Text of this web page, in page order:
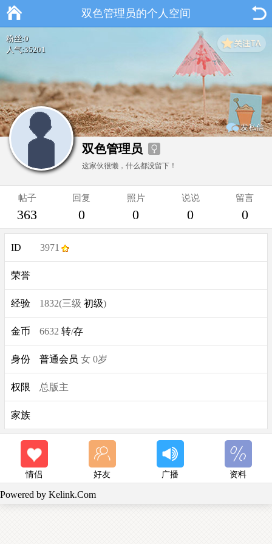
双色管理员的个人空间
粉丝:0
人气:35201
发私信
双色管理员
这家伙很懒，什么都没留下！
帖子
363
回复
0
照片
0
说说
0
留言
0
ID 3971
荣誉
经验 1832(三级 初级)
金币 6632 转/存
身份 普通会员 女 0岁
权限 总版主
家族
情侣 好友 广播 资料
Powered by Kelink.Com